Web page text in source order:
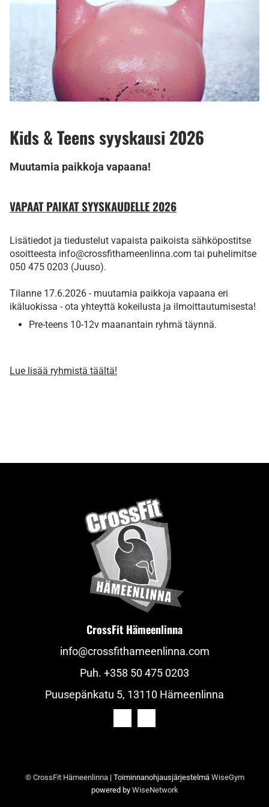
Kids & Teens syyskausi 2026
Muutamia paikkoja vapaana!
VAPAAT PAIKAT SYYSKAUDELLE 2026
Lisätiedot ja tiedustelut vapaista paikoista sähköpostitse
osoitteesta info@crossfithameenlinna.com tai puhelimitse
050 475 0203 (Juuso).
Tilanne 17.6.2026 - muutamia paikkoja vapaana eri
ikäluokissa - ota yhteyttä kokeilusta ja ilmoittautumisesta!
​​​​​​​Pre-teens 10-12v maanantain ryhmä täynnä.
​Lue lisää ryhmistä täältä!
CrossFit Hämeenlinna
info@crossfithameenlinna.com
Puh. +358 50 475 0203
Puusepänkatu 5, 13110 Hämeenlinna
© CrossFit Hämeenlinna| Toiminnanohjausjärjestelmä WiseGym
powered by WiseNetwork